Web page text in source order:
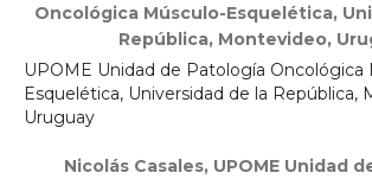
Oncológica Músculo-Esquelética,
República, Montevideo,
UPOME Unidad de Patología Oncológica
Esquelética, Universidad de la República,
Uruguay
Nicolás Casales, UPOME Unidad